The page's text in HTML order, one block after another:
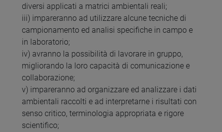
diversi applicati a matrici ambientali reali;
iii) impareranno ad utilizzare alcune tecniche di
campionamento ed analisi specifiche in campo e
in laboratorio;
iv) avranno la possibilità di lavorare in gruppo,
migliorando la loro capacità di comunicazione e
collaborazione;
v) impareranno ad organizzare ed analizzare i dati
ambientali raccolti e ad interpretarne i risultati con
senso critico, terminologia appropriata e rigore
scientifico;